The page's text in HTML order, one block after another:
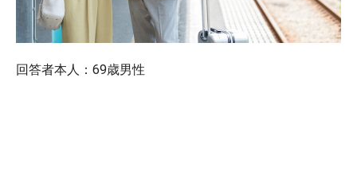
回答者本人：69歳男性